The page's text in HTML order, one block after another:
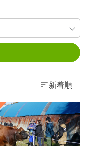
新着順